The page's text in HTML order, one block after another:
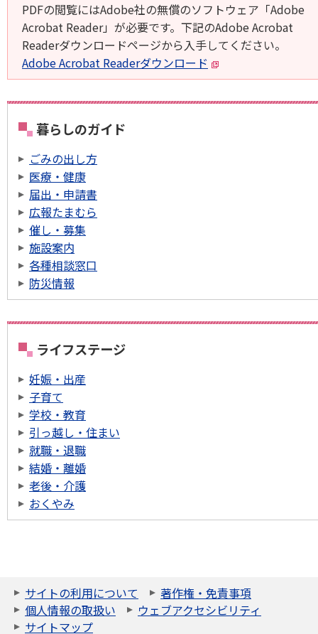
PDFの閲覧にはAdobe社の無償のソフトウェア「Adobe
Acrobat Reader」が必要です。下記のAdobe Acrobat
Readerダウンロードページから入手してください。
Adobe Acrobat Readerダウンロード
暮らしのガイド
ごみの出し方
医療・健康
届出・申請書
広報たまむら
催し・募集
施設案内
各種相談窓口
防災情報
ライフステージ
妊娠・出産
子育て
学校・教育
引っ越し・住まい
就職・退職
結婚・離婚
老後・介護
おくやみ
サイトの利用について
著作権・免責事項
個人情報の取扱い
ウェブアクセシビリティ
サイトマップ